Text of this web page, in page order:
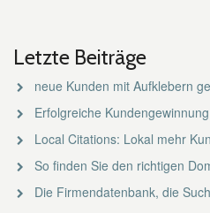
Letzte Beiträge
neue Kunden mit Aufklebern
Erfolgreiche
Local Citations: Lokal mehr
So finden Sie den richtigen
Die Firmendatenbank, die